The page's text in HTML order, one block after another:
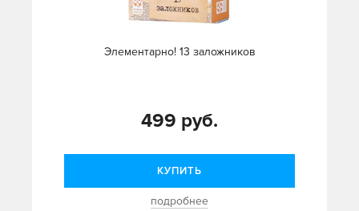
Элементарно! 13 заложников
499 руб.
КУПИТЬ
подробнее